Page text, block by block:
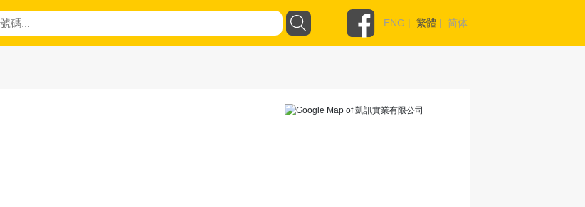
ENG | 繁體 | 简体